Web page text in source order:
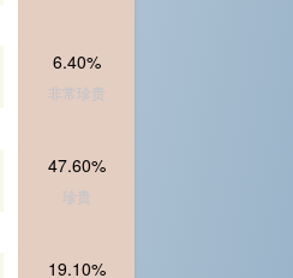
6.40%
非常珍贵
47.60%
珍贵
19.10%